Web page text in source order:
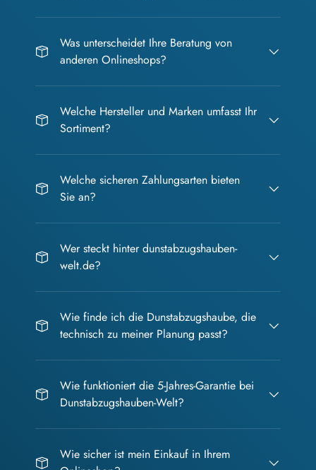
Was unterscheidet Ihre Beratung von
anderen Onlineshops?
Welche Hersteller und Marken umfasst Ihr
Sortiment?
Welche sicheren Zahlungsarten bieten
Sie an?
Wer steckt hinter dunstabzugshauben-
welt.de?
Wie finde ich die Dunstabzugshaube, die
technisch zu meiner Planung passt?
Wie funktioniert die 5-Jahres-Garantie bei
Dunstabzugshauben-Welt?
Wie sicher ist mein Einkauf in Ihrem